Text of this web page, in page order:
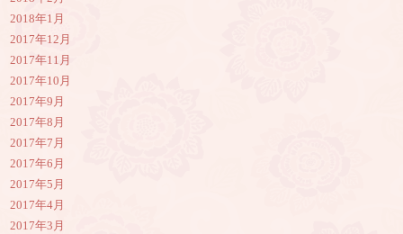
2018年1月
2017年12月
2017年11月
2017年10月
2017年9月
2017年8月
2017年7月
2017年6月
2017年5月
2017年4月
2017年3月